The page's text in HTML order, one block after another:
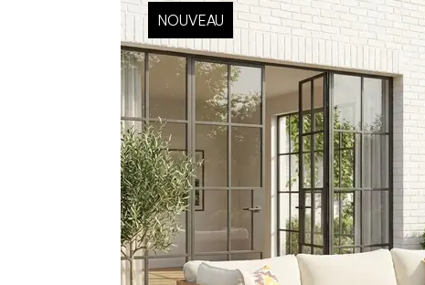
NOUVEAU